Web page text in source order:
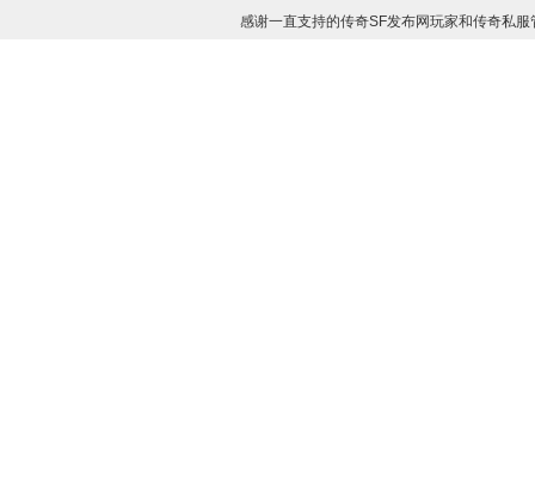
感谢一直支持的传奇SF发布网玩家和传奇私